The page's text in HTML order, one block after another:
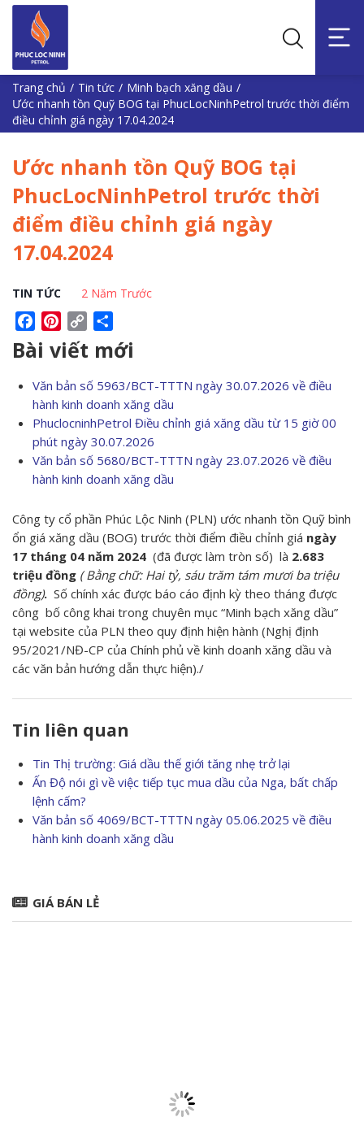
Trang chủ / Tin tức / Minh bạch xăng dầu /
Ước nhanh tồn Quỹ BOG tại PhucLocNinhPetrol trước thời điểm
điều chỉnh giá ngày 17.04.2024
Ước nhanh tồn Quỹ BOG tại
PhucLocNinhPetrol trước thời
điểm điều chỉnh giá ngày
17.04.2024
TIN TỨC 2 Năm Trước
FacebookPinterest
Copy
Bài viết mới
Văn bản số 5963/BCT-TTTN ngày 30.07.2026 về điều
hành kinh doanh xăng dầu
PhuclocninhPetrol Điều chỉnh giá xăng dầu từ 15 giờ 00
phút ngày 30.07.2026
Văn bản số 5680/BCT-TTTN ngày 23.07.2026 về điều
hành kinh doanh xăng dầu
Công ty cổ phần Phúc Lộc Ninh (PLN) ước nhanh tồn Quỹ bình
ổn giá xăng dầu (BOG) trước thời điểm điều chỉnh giá ngày
17 tháng 04 năm 2024 (đã được làm tròn số) là 2.683
triệu đồng ( Bằng chữ: Hai tỷ, sáu trăm tám mươi ba triệu
đồng). Số chính xác được báo cáo định kỳ theo tháng được
công bố công khai trong chuyên mục “Minh bạch xăng dầu”
tại website của PLN theo quy định hiện hành (Nghị định
95/2021/NĐ-CP của Chính phủ về kinh doanh xăng dầu và
các văn bản hướng dẫn thực hiện)./
Tin liên quan
Tin Thị trường: Giá dầu thế giới tăng nhẹ trở lại
Ấn Độ nói gì về việc tiếp tục mua dầu của Nga, bất chấp
lệnh cấm?
Văn bản số 4069/BCT-TTTN ngày 05.06.2025 về điều
hành kinh doanh xăng dầu
GIÁ BÁN LẺ